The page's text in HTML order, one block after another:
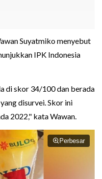
Suyatmiko menyebut
IPK Indonesia
di skor 34/100 dan berada
disurvei. Skor ini
2022," kata Wawan.
Perbesar